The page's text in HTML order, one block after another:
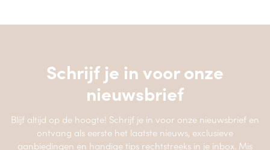
Schrijf je in voor onze
nieuwsbrief
Blijf altijd op de hoogte! Schrijf je in voor onze nieuwsbrief en
ontvang als eerste het laatste nieuws, exclusieve
aanbiedingen en handige tips rechtstreeks in je inbox. Mis